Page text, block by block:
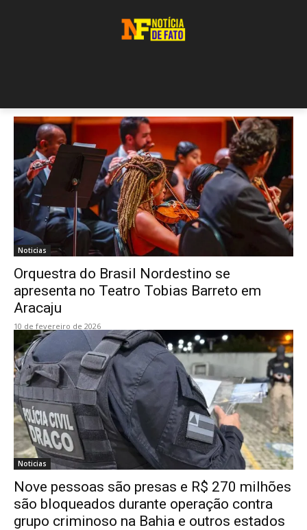
Noticias
Orquestra do Brasil Nordestino se
apresenta no Teatro Tobias Barreto em
Aracaju
10 de fevereiro de 2026
Noticias
Nove pessoas são presas e R$ 270 milhões
são bloqueados durante operação contra
grupo criminoso na Bahia e outros estados